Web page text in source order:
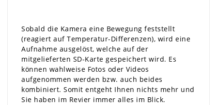
Sobald die Kamera eine Bewegung feststellt
(reagiert auf Temperatur-Differenzen), wird eine
Aufnahme ausgelöst, welche auf der
mitgelieferten SD-Karte gespeichert wird. Es
können wahlweise Fotos oder Videos
aufgenommen werden bzw. auch beides
kombiniert. Somit entgeht Ihnen nichts mehr und
Sie haben im Revier immer alles im Blick.